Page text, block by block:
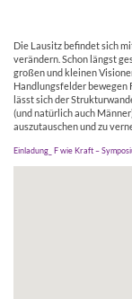
Die Lausitz befindet sich
verändern. Schon längst
großen und kleinen
Handlungsfelder bewegen
lässt sich der
(und natürlich auch
auszutauschen und zu
Einladung_ F wie Kraft –